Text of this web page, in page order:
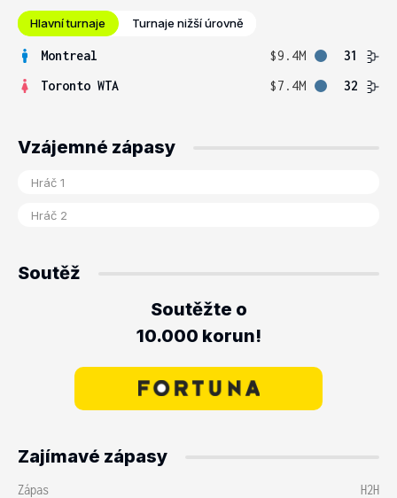
Hlavní turnaje Turnaje nižší úrovně
Montreal $9.4M
31
Toronto WTA
$7.4M 32
Vzájemné zápasy
Soutěž
Soutěžte o
10.000 korun!
Zajímavé zápasy
Zápas
H2H